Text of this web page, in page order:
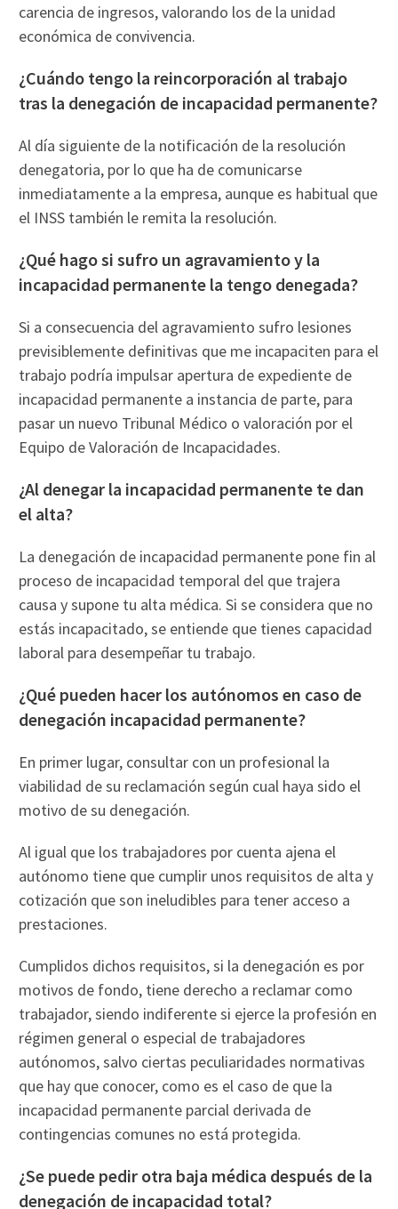
carencia de ingresos, valorando los de la unidad
económica de convivencia.
¿Cuándo tengo la reincorporación al trabajo
tras la denegación de incapacidad permanente?
Al día siguiente de la notificación de la resolución
denegatoria, por lo que ha de comunicarse
inmediatamente a la empresa, aunque es habitual que
el INSS también le remita la resolución.
¿Qué hago si sufro un agravamiento y la
incapacidad permanente la tengo denegada?
Si a consecuencia del agravamiento sufro lesiones
previsiblemente definitivas que me incapaciten para el
trabajo podría impulsar apertura de expediente de
incapacidad permanente a instancia de parte, para
pasar un nuevo Tribunal Médico o valoración por el
Equipo de Valoración de Incapacidades.
¿Al denegar la incapacidad permanente te dan
el alta?
La denegación de incapacidad permanente pone fin al
proceso de incapacidad temporal del que trajera
causa y supone tu alta médica. Si se considera que no
estás incapacitado, se entiende que tienes capacidad
laboral para desempeñar tu trabajo.
¿Qué pueden hacer los autónomos en caso de
denegación incapacidad permanente?
En primer lugar, consultar con un profesional la
viabilidad de su reclamación según cual haya sido el
motivo de su denegación.
Al igual que los trabajadores por cuenta ajena el
autónomo tiene que cumplir unos requisitos de alta y
cotización que son ineludibles para tener acceso a
prestaciones.
Cumplidos dichos requisitos, si la denegación es por
motivos de fondo, tiene derecho a reclamar como
trabajador, siendo indiferente si ejerce la profesión en
régimen general o especial de trabajadores
autónomos, salvo ciertas peculiaridades normativas
que hay que conocer, como es el caso de que la
incapacidad permanente parcial derivada de
contingencias comunes no está protegida.
¿Se puede pedir otra baja médica después de la
denegación de incapacidad total?